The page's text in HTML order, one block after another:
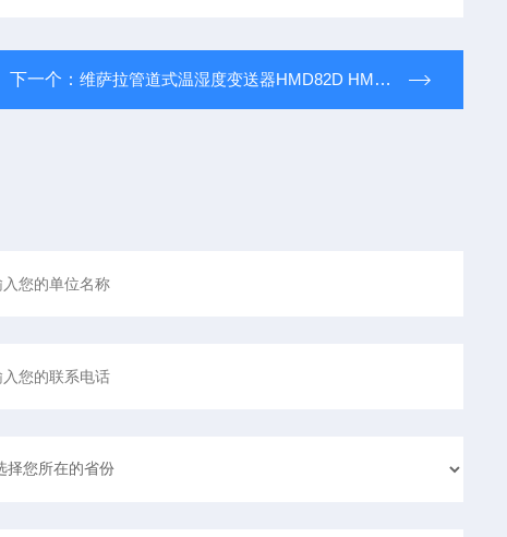
下一个： 维萨拉管道式温湿度变送器HMD82D HMD83D